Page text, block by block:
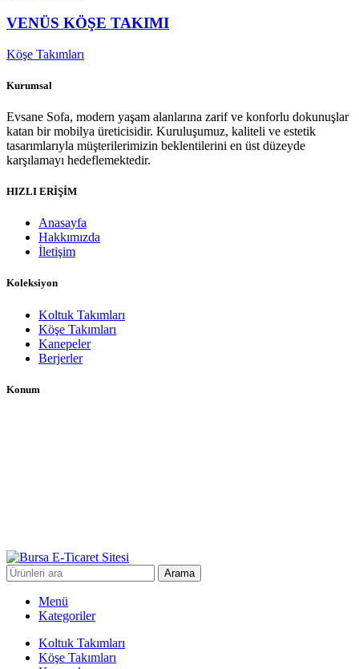
VENÜS KÖŞE TAKIMI
Köşe Takımları
Kurumsal
Evsane Sofa, modern yaşam alanlarına zarif ve konforlu dokunuşlar
katan bir mobilya üreticisidir. Kuruluşumuz, kaliteli ve estetik
tasarımlarıyla müşterilerimizin beklentilerini en üst düzeyde
karşılamayı hedeflemektedir.
HIZLI ERİŞİM
Anasayfa
Hakkımızda
İletişim
Koleksiyon
Koltuk Takımları
Köşe Takımları
Kanepeler
Berjerler
Konum
Arama
Menü
Kategoriler
Koltuk Takımları
Köşe Takımları